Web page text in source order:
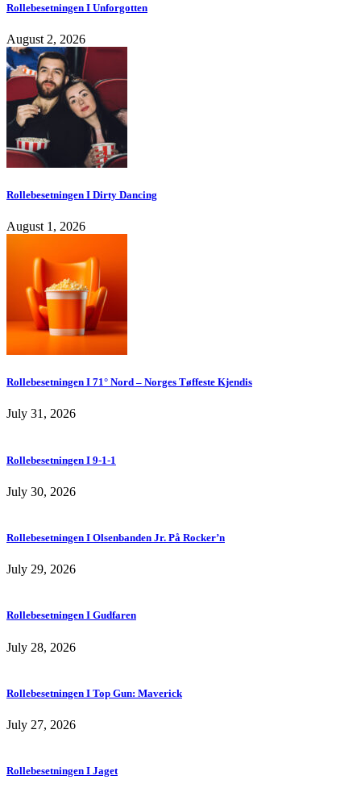
Rollebesetningen I Unforgotten
August 2, 2026
Rollebesetningen I Dirty Dancing
August 1, 2026
Rollebesetningen I 71° Nord – Norges Tøffeste Kjendis
July 31, 2026
Rollebesetningen I 9-1-1
July 30, 2026
Rollebesetningen I Olsenbanden Jr. På Rocker’n
July 29, 2026
Rollebesetningen I Gudfaren
July 28, 2026
Rollebesetningen I Top Gun: Maverick
July 27, 2026
Rollebesetningen I Jaget